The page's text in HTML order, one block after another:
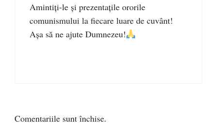
Amintiți-le și prezentațile ororile
comunismului la fiecare luare de cuvânt!
Așa să ne ajute Dumnezeu!
Comentariile sunt închise.